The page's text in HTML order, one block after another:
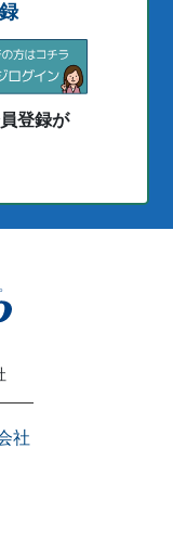
登録が
社